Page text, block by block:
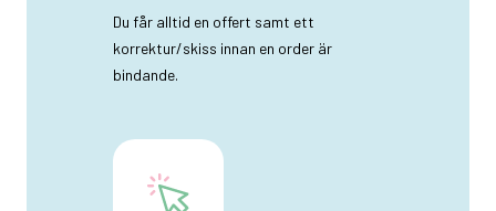
Du får alltid en offert samt ett
korrektur/skiss innan en order är
bindande.